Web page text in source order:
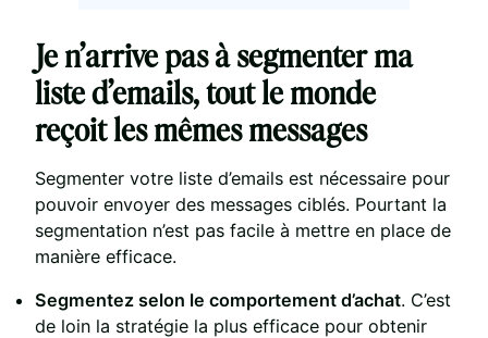
Je n’arrive pas à segmenter ma
liste d’emails, tout le monde
reçoit les mêmes messages
Segmenter votre liste d’emails est nécessaire pour
pouvoir envoyer des messages ciblés. Pourtant la
segmentation n’est pas facile à mettre en place de
manière efficace.
Segmentez selon le comportement d’achat. C’est
de loin la stratégie la plus efficace pour obtenir